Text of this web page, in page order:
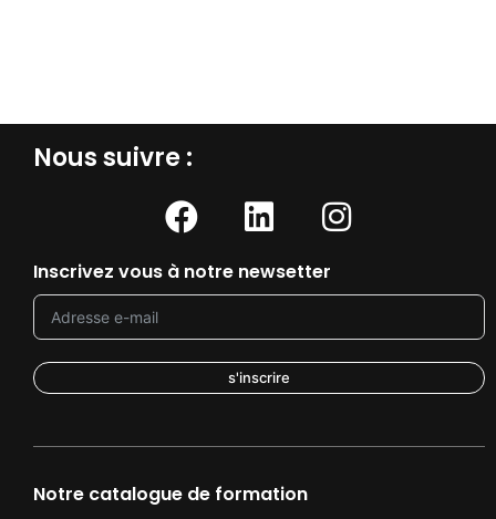
Notre catalogue de formation
Nous suivre :​
Inscrivez vous à notre newsetter
s'inscrire